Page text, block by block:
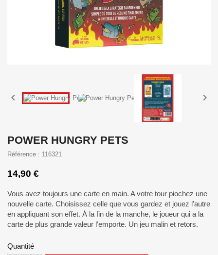
 
POWER HUNGRY PETS
Référence : 116321
14,90 €
Vous avez toujours une carte en main. A votre tour piochez une
nouvelle carte. Choisissez celle que vous gardez et jouez l’autre
en appliquant son effet. À la fin de la manche, le joueur qui a la
carte de plus grande valeur l’emporte. Un jeu malin et retors.
Quantité